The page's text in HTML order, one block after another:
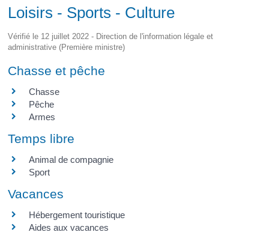
Loisirs - Sports - Culture
Vérifié le 12 juillet 2022 - Direction de l'information légale et
administrative (Première ministre)
Chasse et pêche
Chasse
Pêche
Armes
Temps libre
Animal de compagnie
Sport
Vacances
Hébergement touristique
Aides aux vacances